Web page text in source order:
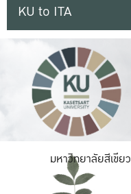
KU to ITA
มหาวิทยาลัยสีเขียว